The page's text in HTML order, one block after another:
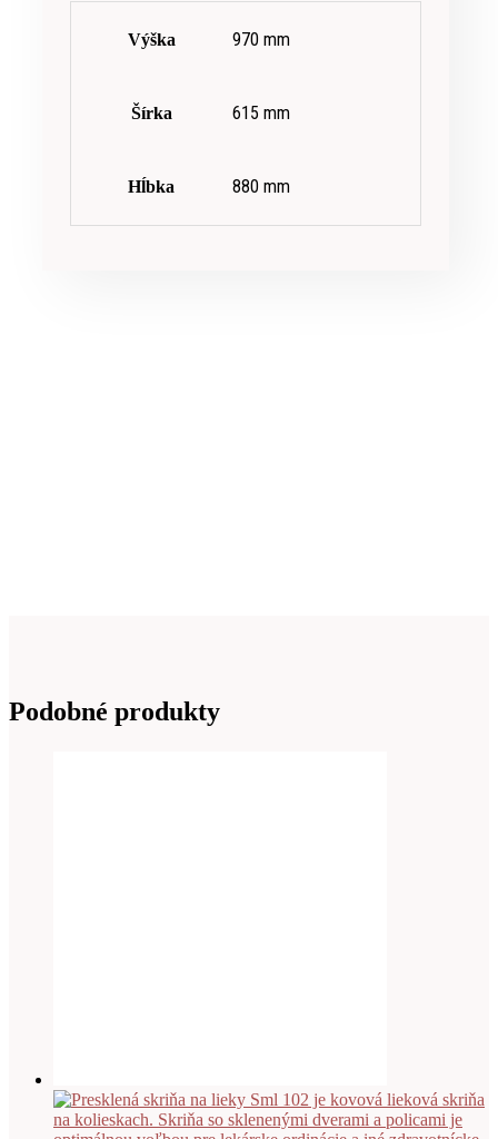
Výška 970 mm
Šírka 615 mm
Hĺbka 880 mm
Podobné produkty